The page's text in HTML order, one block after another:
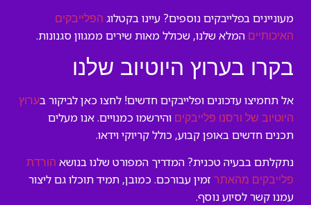
מעוניינים בפלייבקים נוספים? עיינו בקטלוג הפלייבקים
האיכותיים המלא שלנו, שכולל מאות שירים ממגוון סגנונות.
בקרו בערוץ היוטיוב שלנו
אל תחמיצו עדכונים ופלייבקים חדשים! לחצו כאן לביקור בערוץ
היוטיוב של ורסנו פלייבקים והירשמו כמנויים. אנו מעלים
תכנים חדשים באופן קבוע, כולל קריוקי וידאו.
נתקלתם בבעיה טכנית? המדריך המפורט שלנו בנושא הורדת
פלייבקים מהאתר זמין עבורכם. כמובן, תמיד תוכלו גם ליצור
עמנו קשר לסיוע נוסף.